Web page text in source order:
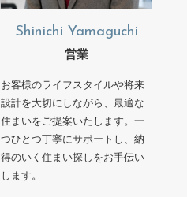
Shinichi Yamaguchi
営業
お客様のライフスタイルや将来
設計を大切にしながら、最適な
住まいをご提案いたします。一
つひとつ丁寧にサポートし、納
得のいく住まい探しをお手伝い
します。